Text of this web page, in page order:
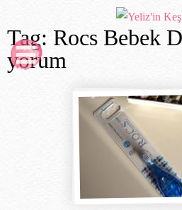
Tag: Rocs Bebek
yorum